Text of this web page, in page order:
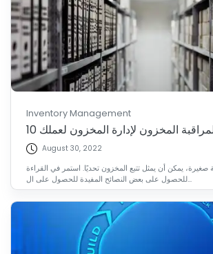
Inventory Management
لمراقبة المخزون لإدارة المخزون لعملك
August 30, 2022
يمكن أن يمثل تتبع المخزون تحديًا. استمر في القراءة
للحصول على بعض النصائح المفيدة للحصول على ال...